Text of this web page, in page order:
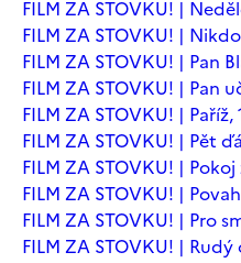
FILM ZA STOVKU! |
FILM ZA STOVKU! |
FILM ZA STOVKU! | Pan
FILM ZA STOVKU! | Pan
FILM ZA STOVKU! |
FILM ZA STOVKU! | Pět
FILM ZA STOVKU! |
FILM ZA STOVKU! |
FILM ZA STOVKU! | Pro
FILM ZA STOVKU! |